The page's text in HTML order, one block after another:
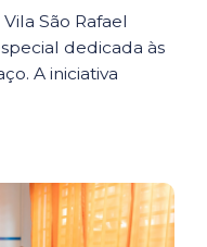
São Rafael
dedicada às
A iniciativa